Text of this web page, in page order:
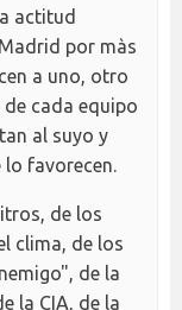
actitud
por màs
a uno, otro
cada equipo
al suyo y
favorecen.
de los
clima, de los
de la
la CIA, de la